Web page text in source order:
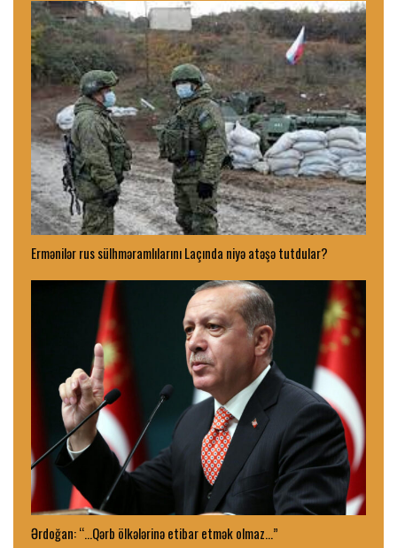
Ermənilər rus sülhməramlılarını Laçında niyə atəşə tutdular?
Ərdoğan: “…Qərb ölkələrinə etibar etmək olmaz…”